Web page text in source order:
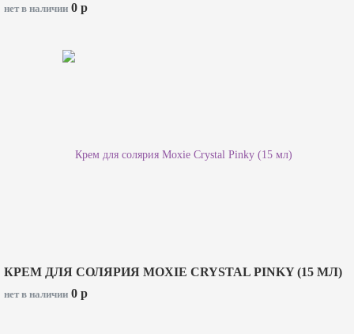
нет в наличии 0 p
КРЕМ ДЛЯ СОЛЯРИЯ MOXIE CRYSTAL PINKY (15 МЛ)
нет в наличии 0 p